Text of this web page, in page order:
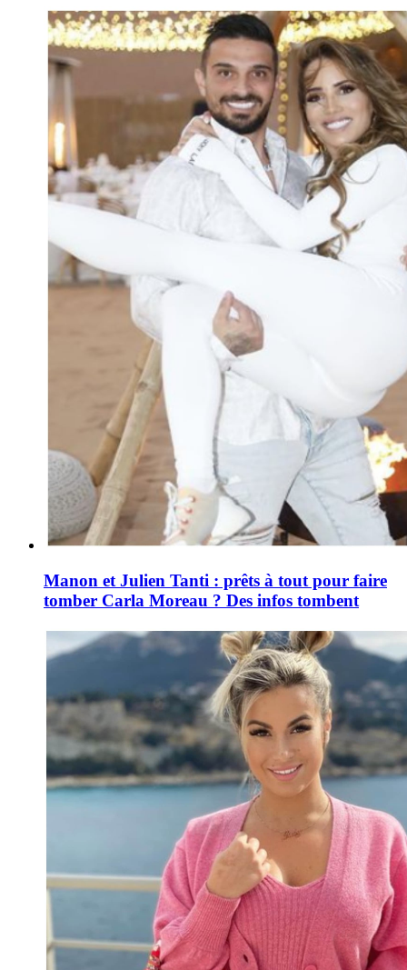
Manon et Julien Tanti : prêts à tout pour faire
tomber Carla Moreau ? Des infos tombent